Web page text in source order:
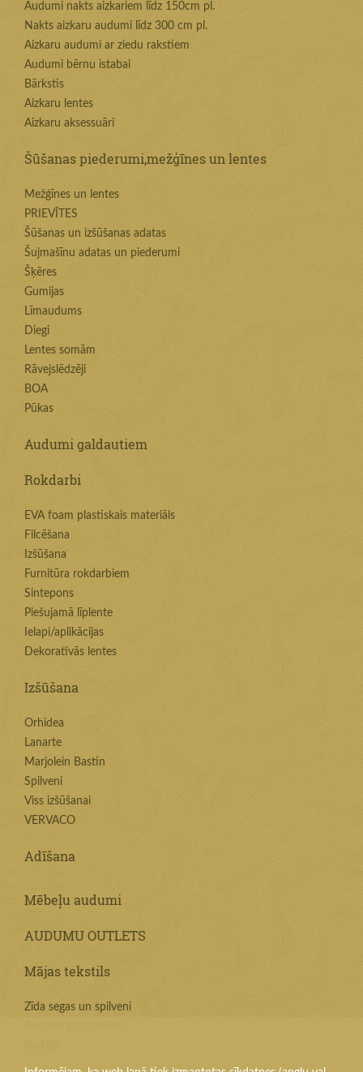
Audumi nakts aizkariem līdz 150cm pl.
Nakts aizkaru audumi līdz 300 cm pl.
Aizkaru audumi ar ziedu rakstiem
Audumi bērnu istabai
Bārkstis
Aizkaru lentes
Aizkaru aksessuāri
Šūšanas piederumi,mežģīnes un lentes
Mežģīnes un lentes
PRIEVĪTES
Šūšanas un izšūšanas adatas
Šujmašīnu adatas un piederumi
Šķēres
Gumijas
Līmaudums
Diegi
Lentes somām
Rāvejslēdzēji
BOA
Pūkas
Audumi galdautiem
Rokdarbi
EVA foam plastiskais materiāls
Filcēšana
Izšūšana
Furnitūra rokdarbiem
Sintepons
Piešujamā līplente
Ielapi/aplikācijas
Dekoratīvās lentes
Izšūšana
Orhidea
Lanarte
Marjolein Bastin
Spilveni
Viss izšūšanai
VERVACO
Adīšana
Mēbeļu audumi
AUDUMU OUTLETS
Mājas tekstils
Zīda segas un spilveni